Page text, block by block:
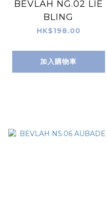
BEVLAH NG.02 LIE
BLING
HK$198.00
加入購物車